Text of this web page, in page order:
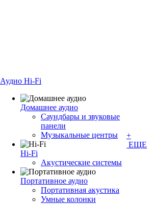
Аудио Hi-Fi
Домашнее аудио
Саундбары и звуковые
панели
Музыкальные центры
Hi-Fi
Акустические системы
Портативное аудио
Портативная акустика
Умные колонки
+
ЕЩЕ